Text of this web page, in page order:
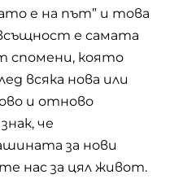
е на път” и това
е самата
спомени, която
всяка нова или
и отново
че
за нови
нас за цял живот.